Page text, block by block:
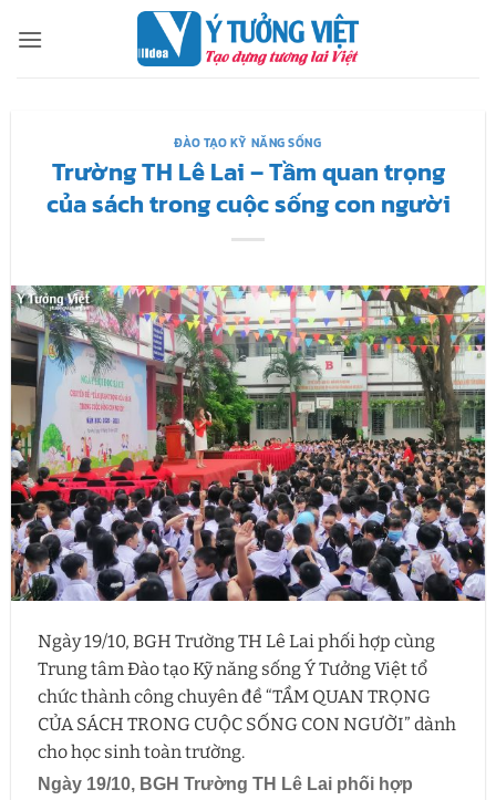
qua
ĐÀO TẠO KỸ NĂNG SỐNG
Trường TH Lê Lai – Tầm quan trọng
của sách trong cuộc sống con người
Ngày 19/10, BGH Trường TH Lê Lai phối hợp cùng
Trung tâm Đào tạo Kỹ năng sống Ý Tưởng Việt tổ
chức thành công chuyên đề “TẦM QUAN TRỌNG
CỦA SÁCH TRONG CUỘC SỐNG CON NGƯỜI” dành
cho học sinh toàn trường.
Ngày 19/10, BGH Trường TH Lê Lai phối hợp